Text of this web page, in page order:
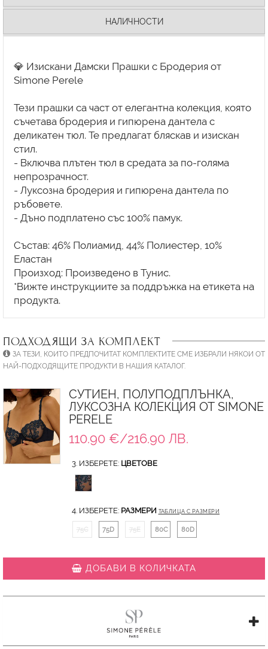
НАЛИЧНОСТИ
💎 Изискани Дамски Прашки с Бродерия от
Simone Perele
Тези прашки са част от елегантна колекция, която
съчетава бродерия и гипюрена дантела с
деликатен тюл. Те предлагат бляскав и изискан
стил.
- Включва плътен тюл в средата за по-голяма
непрозрачност.
- Луксозна бродерия и гипюрена дантела по
ръбовете.
- Дъно подплатено със 100% памук.
Състав: 46% Полиамид, 44% Полиестер, 10%
Еластан
Произход: Произведено в Тунис.
*Вижте инструкциите за поддръжка на етикета на
продукта.
ПОДХОДЯЩИ ЗА КОМПЛЕКТ
ЗА ТЕЗИ, КОИТО ПРЕДПОЧИТАТ КОМПЛЕКТИТЕ СМЕ ИЗБРАЛИ НЯКОИ ОТ
НАЙ-ПОДХОДЯЩИТЕ ПРОДУКТИ В НАШИЯ КАТАЛОГ.
СУТИЕН, ПОЛУПОДПЛЪНКА,
ЛУКСОЗНА КОЛЕКЦИЯ ОТ SIMONE
PERELE
110.90 €/216.90 ЛВ.
3. ИЗБЕРЕТЕ: ЦВЕТОВЕ
4. ИЗБЕРЕТЕ: РАЗМЕРИ ТАБЛИЦА С РАЗМЕРИ
75C 75D 75E 80C 80D
ДОБАВИ В КОЛИЧКАТА